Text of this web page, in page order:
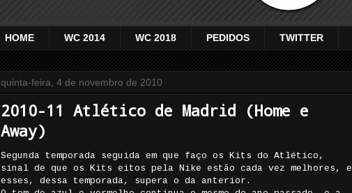
HOME WC 2014 WC 2018 PEDIDOS TWITTER
quinta-feira, 4 de novembro de 2010
2010-11 Atlético de Madrid (Home e
Away)
Segunda temporada seguida em que faço os Kits do Atlético,
sinal de que os Kits eitos pela Nike estão cada vez melhores, e
esses, dessa temporada, supera o da anterior.